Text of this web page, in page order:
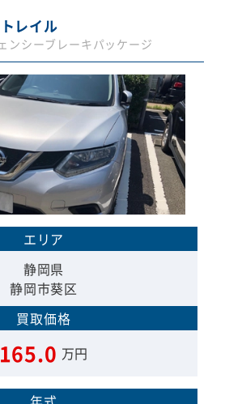
レイル
ンシーブレーキパッケージ
エリア
静岡県
静岡市葵区
買取価格
165.0 万円